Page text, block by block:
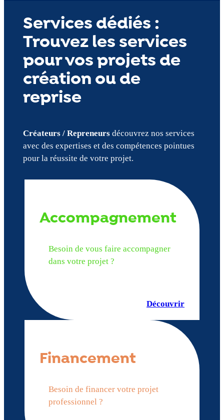
Services dédiés :
Trouvez les services
pour vos projets de
création ou de
reprise
Créateurs / Repreneursdécouvrez nos services
avec des expertises et des compétences pointues
pour la réussite de votre projet.
Accompagnement
Besoin de vous faire accompagner
dans votre projet ?
Découvrir
Financement
Besoin de financer votre projet
professionnel ?